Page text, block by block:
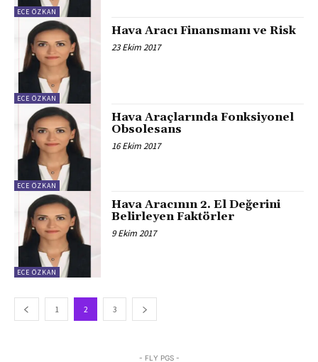
ECE ÖZKAN
ECE ÖZKAN
Hava Aracı Finansmanı ve Risk
23 Ekim 2017
ECE ÖZKAN
Hava Araçlarında Fonksiyonel
Obsolesans
16 Ekim 2017
ECE ÖZKAN
Hava Aracının 2. El Değerini
Belirleyen Faktörler
9 Ekim 2017
1 2 3
- FLY PGS -